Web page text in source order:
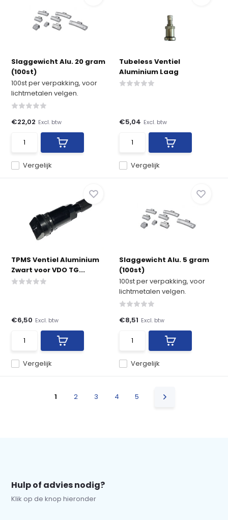
Slaggewicht Alu. 20 gram
(100st)
100st per verpakking, voor
lichtmetalen velgen.
Vergelijk
€22,02 Excl. btw
Tubeless Ventiel
Aluminium Laag
Vergelijk
€5,04 Excl. btw
TPMS Ventiel Aluminium
Zwart voor VDO TG...
Vergelijk
€6,50 Excl. btw
Slaggewicht Alu. 5 gram
(100st)
100st per verpakking, voor
lichtmetalen velgen.
Vergelijk
€8,51 Excl. btw
1 2 3 4 5
Hulp of advies nodig?
Klik op de knop hieronder